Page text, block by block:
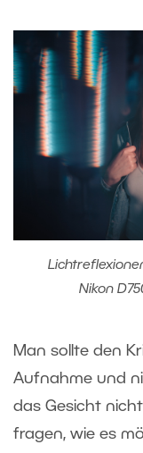
Nikon
Man sollte den
Aufnahme und
das Gesicht
fragen, wie es